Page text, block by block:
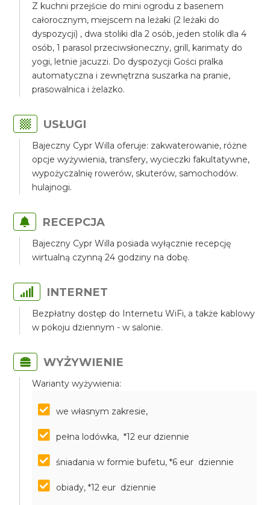
Z kuchni przejście do mini ogrodu z basenem
całorocznym, miejscem na leżaki (2 leżaki do
dyspozycji) , dwa stoliki dla 2 osób, jeden stolik dla 4
osób, 1 parasol przeciwsłoneczny, grill, karimaty do
yogi, letnie jacuzzi. Do dyspozycji Gości pralka
automatyczna i zewnętrzna suszarka na pranie,
prasowalnica i żelazko.
USŁUGI
Bajeczny Cypr Willa oferuje: zakwaterowanie, różne
opcje wyżywienia, transfery, wycieczki fakultatywne,
wypożyczalnię rowerów, skuterów, samochodów.
hulajnogi.
RECEPCJA
Bajeczny Cypr Willa posiada wyłącznie recepcję
wirtualną czynną 24 godziny na dobę.
INTERNET
Bezpłatny dostęp do Internetu WiFi, a także kablowy
w pokoju dziennym - w salonie.
WYŻYWIENIE
Warianty wyżywienia:
we własnym zakresie,
pełna lodówka, *12 eur dziennie
śniadania w formie bufetu, *6 eur dziennie
obiady, *12 eur dziennie